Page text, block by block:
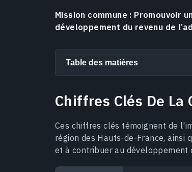
Mission commune : Promouvoir
développement du revenu de
Table des matières
Chiffres Clés De
Ces chiffres clés témoignent de
région des Hauts-de-France, ainsi
et à contribuer au